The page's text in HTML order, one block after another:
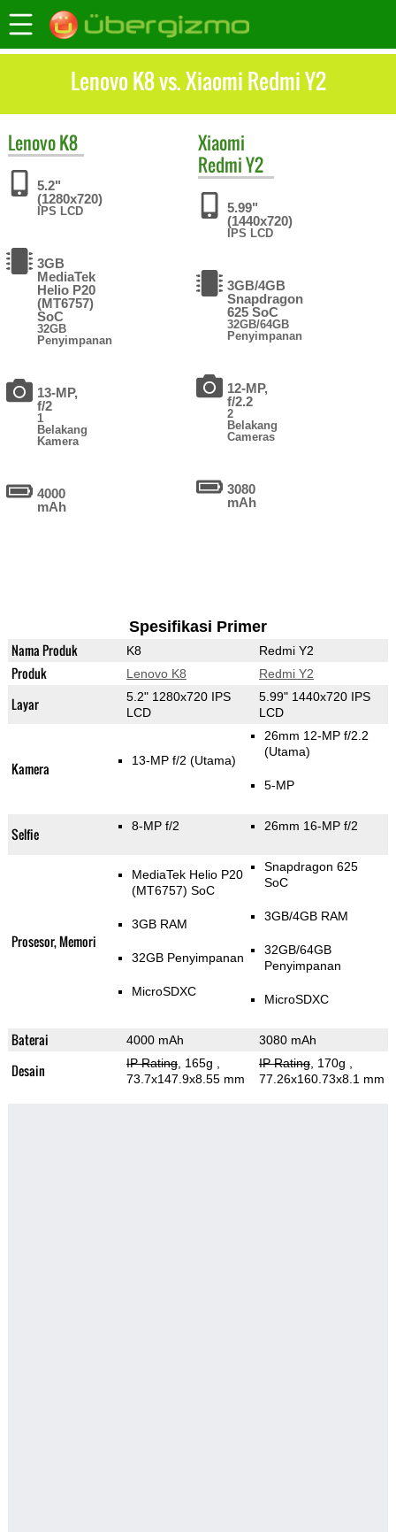
Lenovo K8 vs. Xiaomi Redmi Y2
LenovoK8
5.2"
(1280x720)
IPS LCD
3GB
MediaTek
Helio P20
(MT6757)
SoC
32GB
Penyimpanan
13-MP,
f/2
1
Belakang
Kamera
4000
mAh
Xiaomi
Redmi Y2
5.99"
(1440x720)
IPS LCD
3GB/4GB
Snapdragon
625 SoC
32GB/64GB
Penyimpanan
12-MP,
f/2.2
2
Belakang
Cameras
3080
mAh
Spesifikasi Primer
Nama Produk K8 Redmi Y2
Produk Lenovo K8 Redmi Y2
Layar
5.2" 1280x720 IPS
LCD
5.99" 1440x720 IPS
LCD
Kamera 13-MP f/2 (Utama)
26mm 12-MP f/2.2
(Utama)
5-MP
Selfie 8-MP f/2 26mm 16-MP f/2
Prosesor, Memori
MediaTek Helio P20
(MT6757) SoC
3GB RAM
32GB Penyimpanan
MicroSDXC
Snapdragon 625
SoC
3GB/4GB RAM
32GB/64GB
Penyimpanan
MicroSDXC
Baterai 4000 mAh 3080 mAh
Desain IP Rating, 165g
73.7x147.9x8.55 mm
IP Rating, 170g
77.26x160.73x8.1 mm